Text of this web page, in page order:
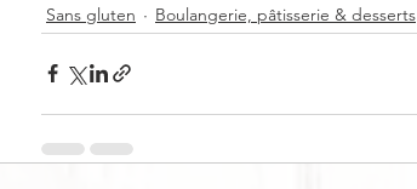
Sans gluten
Boulangerie, pâtisserie & desserts